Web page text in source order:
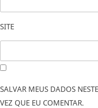
SITE
SALVAR MEUS DADOS
VEZ QUE EU COMENTAR.